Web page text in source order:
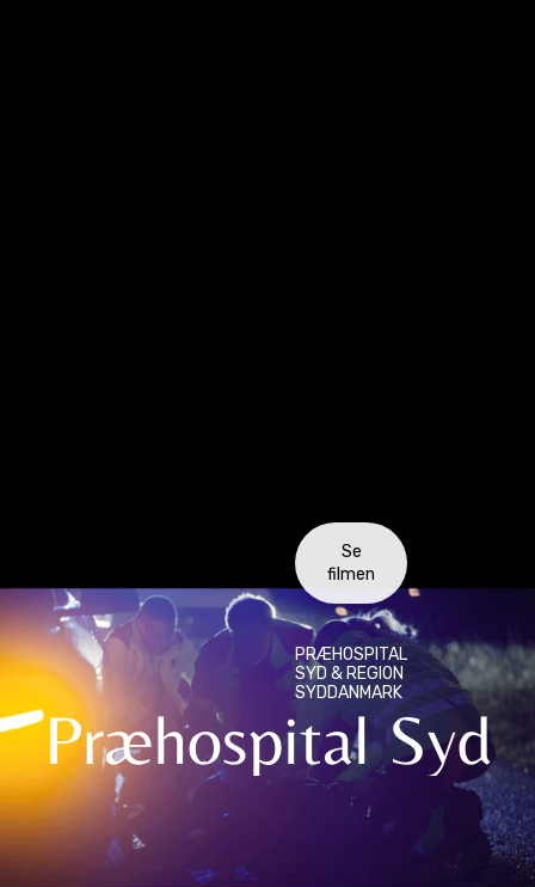
PRÆHOSPITAL
SYD & REGION
SYDDANMARK
Se
filmen
Præhospital Syd